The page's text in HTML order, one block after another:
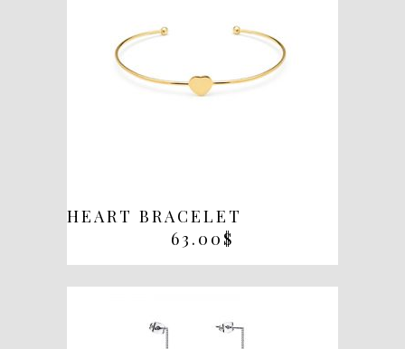
HEART BRACELET
63.00 $